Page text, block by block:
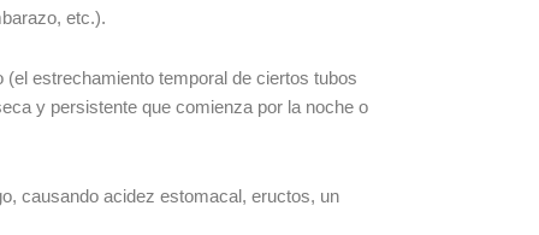
etc.).
estrechamiento temporal de ciertos tubos
y persistente que comienza por la noche o
causando acidez estomacal, eructos, un